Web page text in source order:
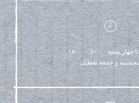
شنبه ۱۰:۰۰ – ۱۸:۰۰
و جمعه تعطیل